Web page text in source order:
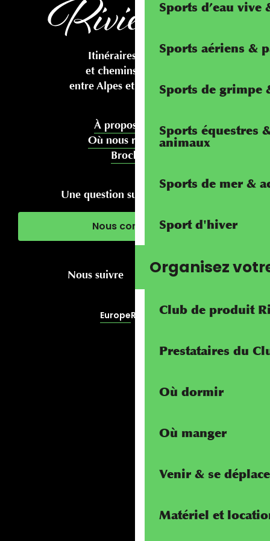
Sports d’eau vive
Sports aériens &
Sports de grimpe
Sports équestres
animaux
Sports de mer &
Sport d'hiver
Organisez
Club de produit
Prestataires du
Où dormir
Où manger
Venir & se
Matériel et
Itinéraires cyclables
et chemins pédestres
entre Alpes et Méditerranée
À propos de nous
Où nous rencontrer
Brochures
Une question sur votre séjour ?
Nous contacter
Nous suivre
EuropeRivierALP